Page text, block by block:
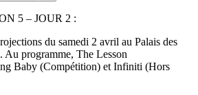
5 – JOUR 2 :
du samedi 2 avril au Palais des
Au programme, The Lesson
Baby (Compétition) et Infiniti (Hors